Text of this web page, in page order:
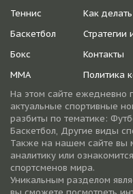
Теннис
Баскетбол
Бокс
ММА
Как
Стратегии
Контакты
Политика
На этом сайте ежедневно
актуальные спортивные
разбиты по тематике:
Баскетбол, Другие виды
Также на нашем сайте вы
аналитику или
спортсменов мира.
Уникальным разделом